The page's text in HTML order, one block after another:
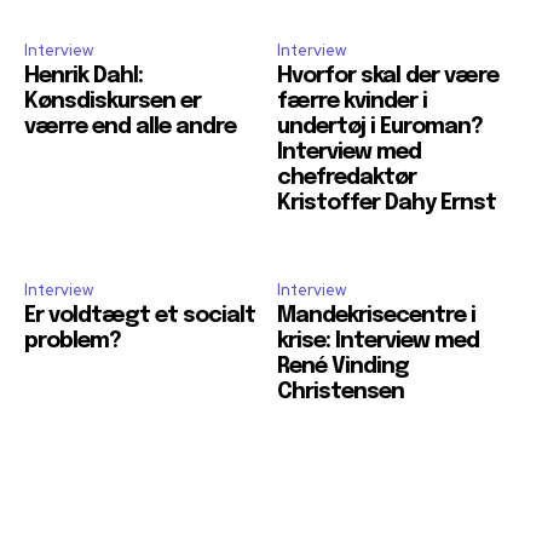
Interview
Henrik Dahl:
Kønsdiskursen er
værre end alle andre
Interview
Hvorfor skal der være
færre kvinder i
undertøj i Euroman?
Interview med
chefredaktør
Kristoffer Dahy Ernst
Interview
Er voldtægt et socialt
problem?
Interview
Mandekrisecentre i
krise: Interview med
René Vinding
Christensen